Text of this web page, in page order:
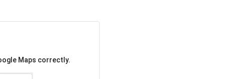
Maps correctly.